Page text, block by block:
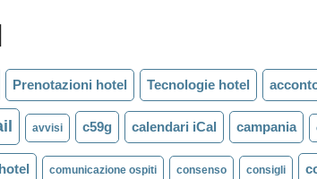
Prenotazioni hotel Tecnologie hotel
avvisi c59g calendari iCal campania
comunicazione ospiti consenso consigli